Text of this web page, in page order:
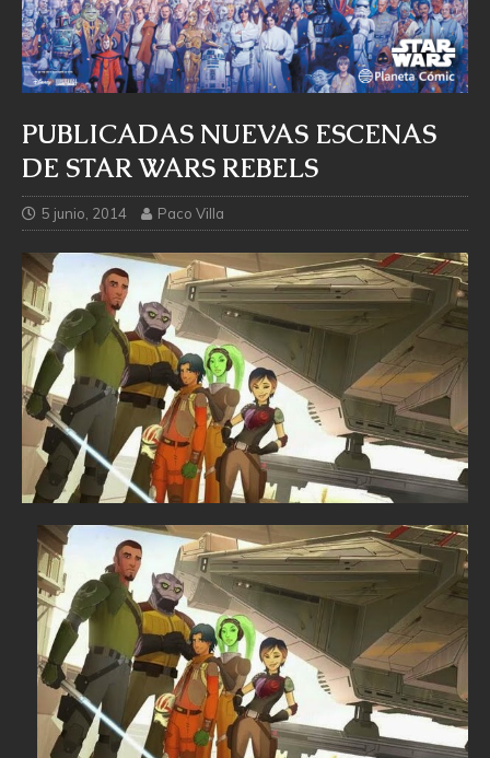
PUBLICADAS NUEVAS ESCENAS
DE STAR WARS REBELS
5 junio, 2014 Paco Villa